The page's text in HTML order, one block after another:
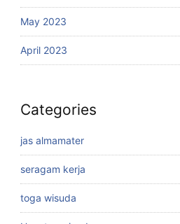
May 2023
April 2023
Categories
jas almamater
seragam kerja
toga wisuda